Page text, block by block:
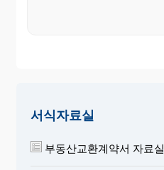
서식자료실
부동산교환계약서 자료실